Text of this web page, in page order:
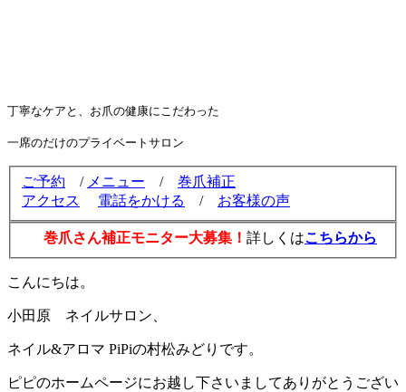
丁寧なケアと、お爪の健康にこだわった
一席のだけのプライベートサロン
ご予約 / メニュー / 巻爪補正
アクセス
電話をかける / お客様の声
巻爪さん補正モニター大募集！ 詳しくはこちらから
こんにちは。
小田原 ネイルサロン、
ネイル&アロマ PiPiの村松みどりです。
ピピのホームページにお越し下さいましてありがとうござい